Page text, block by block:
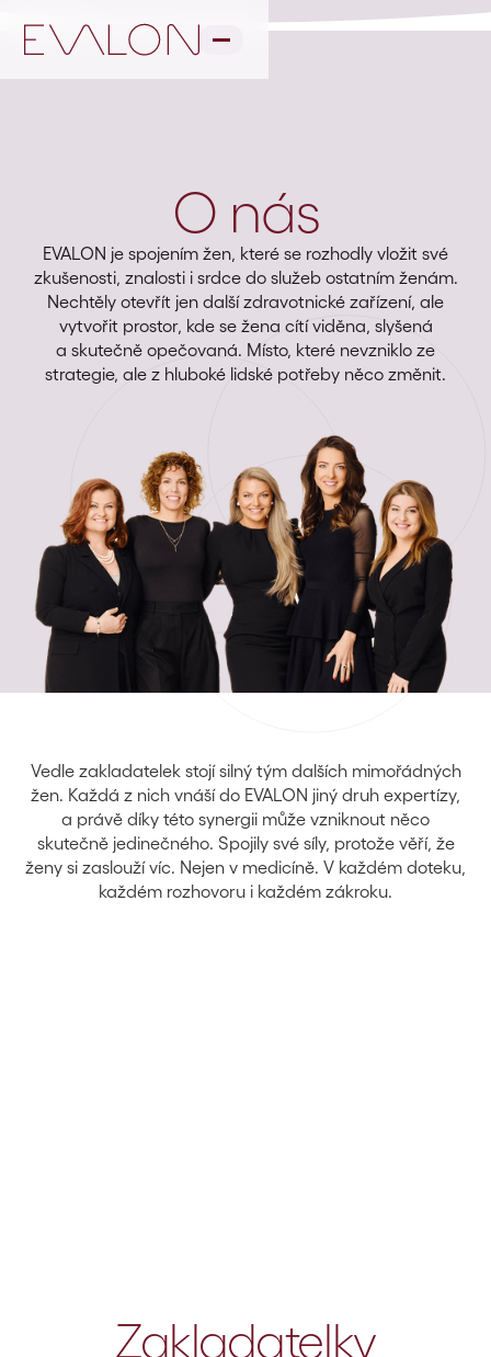
O nás
EVALON je spojením žen, které se rozhodly vložit své
zkušenosti, znalosti i srdce do služeb ostatním ženám.
Nechtěly otevřít jen další zdravotnické zařízení, ale
vytvořit prostor, kde se žena cítí viděna, slyšená
a skutečně opečovaná. Místo, které nevzniklo ze
strategie, ale z hluboké lidské potřeby něco změnit.
Vedle zakladatelek stojí silný tým dalších mimořádných
žen. Každá z nich vnáší do EVALON jiný druh expertízy,
a právě díky této synergii může vzniknout něco
skutečně jedinečného. Spojily své síly, protože věří, že
ženy si zaslouží víc. Nejen v medicíně. V každém doteku,
každém rozhovoru i každém zákroku.
Zakladatelky